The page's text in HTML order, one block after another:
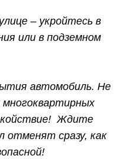
– укройтесь в
или в подземном
автомобиль. Не
Ждите
отменят сразу, как